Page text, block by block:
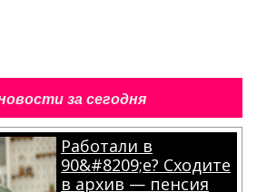
за сегодня
Работали в
90&#8209;е? Сходите
в архив — пенсия